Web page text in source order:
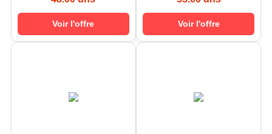
Voir l'offre Voir l'offre